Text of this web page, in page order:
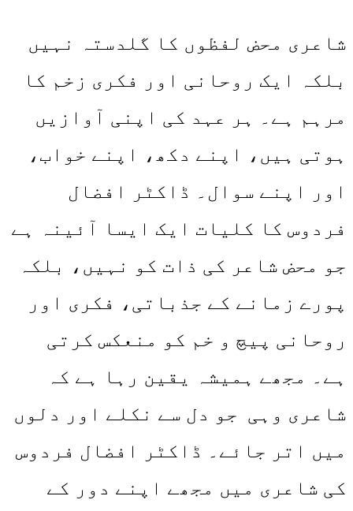
شاعری محض لفظوں کا گلدستہ نہیں
بلکہ ایک روحانی اور فکری زخم کا
مرہم ہے۔ ہر عہد کی اپنی آوازیں
ہوتی ہیں، اپنے دکھ، اپنے خواب،
اور اپنے سوال۔ ڈاکٹر افضال
فردوس کا کلیات ایک ایسا آئینہ ہے
جو محض شاعر کی ذات کو نہیں، بلکہ
پورے زمانے کے جذباتی، فکری اور
روحانی پیچ و خم کو منعکس کرتی
ہے۔ مجھے ہمیشہ یقین رہا ہے کہ
شاعری وہی جو دل سے نکلے اور دلوں
میں اتر جائے۔ ڈاکٹر افضال فردوس
کی شاعری میں مجھے اپنے دور کے